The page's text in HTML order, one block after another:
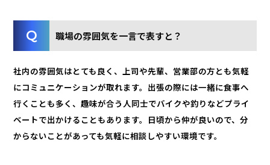
職場の雰囲気を一言で表すと？
社内の雰囲気はとても良く、上司や先輩、営業部の方とも気軽
にコミュニケーションが取れます。出張の際には一緒に食事へ
行くことも多く、趣味が合う人同士でバイクや釣りなどプライ
ベートで出かけることもあります。日頃から仲が良いので、分
からないことがあっても気軽に相談しやすい環境です。